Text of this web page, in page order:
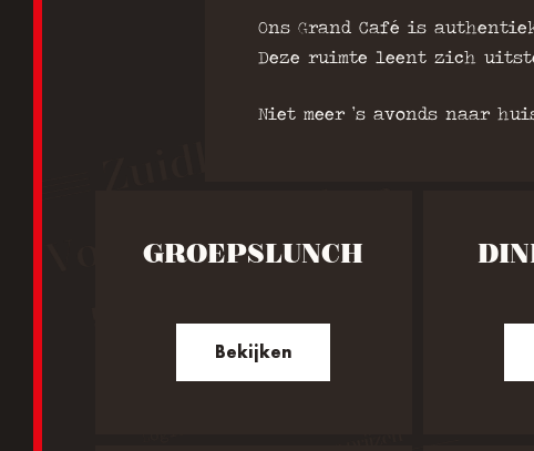
Ons Grand Café is
Deze ruimte leent zich
Niet meer ’s avonds naar
GROEPSLUNCH
Bekijken